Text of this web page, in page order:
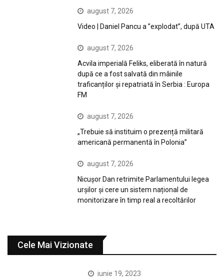
august 7, 2026
Video | Daniel Pancu a ”explodat”, după UTA
august 7, 2026
Acvila imperială Feliks, eliberată în natură
după ce a fost salvată din mâinile
traficanților și repatriată în Serbia : Europa
FM
august 7, 2026
„Trebuie să instituim o prezență militară
americană permanentă în Polonia”
august 7, 2026
Nicușor Dan retrimite Parlamentului legea
urșilor și cere un sistem național de
monitorizare în timp real a recoltărilor
Cele Mai Vizionate
iunie 19, 2023